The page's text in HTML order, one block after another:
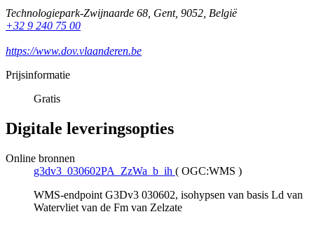
Technologiepark-Zwijnaarde 68, Gent, 9052, België
+32 9 240 75 00
https://www.dov.vlaanderen.be
Prijsinformatie
Gratis
Digitale leveringsopties
Online bronnen
g3dv3_030602PA_ZzWa_b_ih ( OGC:WMS )
WMS-endpoint G3Dv3 030602, isohypsen van basis Ld van
Watervliet van de Fm van Zelzate